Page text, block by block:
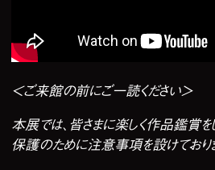
＜ご来館の前にご一読ください＞
本展では、皆さまに楽しく作品鑑賞をし
保護のために注意事項を設けており